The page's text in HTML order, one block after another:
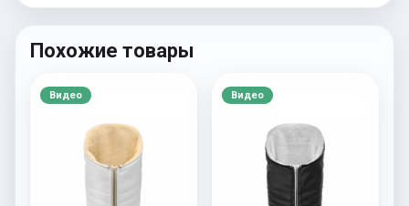
Похожие товары
Видео Видео